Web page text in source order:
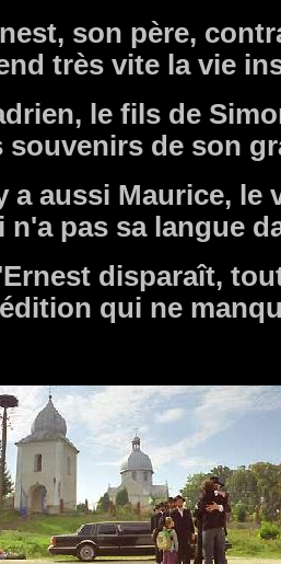
son père,
très vite la vie
le fils de
souvenirs de son
a aussi Maurice, le
n'a pas sa langue
disparaît,
qui ne